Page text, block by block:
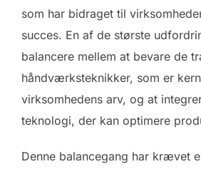
som har bidraget til
succes. En af de største
balancere mellem at bevare de
håndværksteknikker, som er
virksomhedens arv, og at
teknologi, der kan optimere
Denne balancegang har krævet